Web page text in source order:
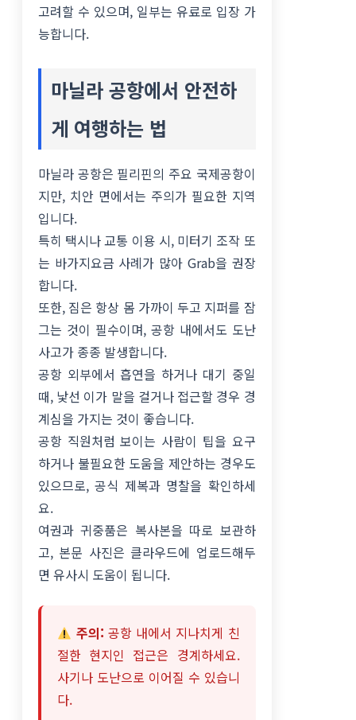
고려할 수 있으며, 일부는 유료로 입장 가
능합니다.
마닐라 공항에서 안전하
게 여행하는 법
마닐라 공항은 필리핀의 주요 국제공항이
지만, 치안 면에서는 주의가 필요한 지역
입니다.
특히 택시나 교통 이용 시, 미터기 조작 또
는 바가지요금 사례가 많아 Grab을 권장
합니다.
또한, 짐은 항상 몸 가까이 두고 지퍼를 잠
그는 것이 필수이며, 공항 내에서도 도난
사고가 종종 발생합니다.
공항 외부에서 흡연을 하거나 대기 중일
때, 낯선 이가 말을 걸거나 접근할 경우 경
계심을 가지는 것이 좋습니다.
공항 직원처럼 보이는 사람이 팁을 요구
하거나 불필요한 도움을 제안하는 경우도
있으므로, 공식 제복과 명찰을 확인하세
요.
여권과 귀중품은 복사본을 따로 보관하
고, 본문 사진은 클라우드에 업로드해두
면 유사시 도움이 됩니다.
주의: 공항 내에서 지나치게 친
절한 현지인 접근은 경계하세요.
사기나 도난으로 이어질 수 있습니
다.